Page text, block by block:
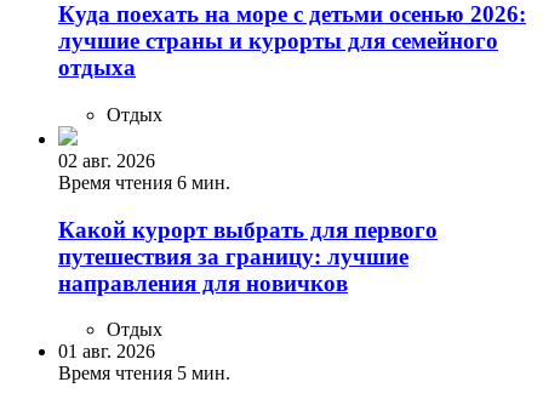
Куда поехать на море с детьми осенью 2026:
лучшие страны и курорты для семейного
отдыха
Отдых
02 авг. 2026
Время чтения 6 мин.
Какой курорт выбрать для первого
путешествия за границу: лучшие
направления для новичков
Отдых
01 авг. 2026
Время чтения 5 мин.